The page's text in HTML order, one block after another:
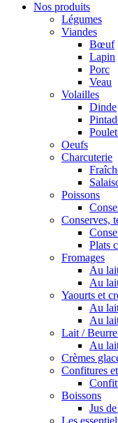
Nos produits
Légumes
Viandes
Bœuf
Lapin
Porc
Veau
Volailles
Dinde
Oeufs
Charcuterie
Poissons
Conserves,
Plats
Fromages
Au
Au
Yaourts et
Au
Au
Lait /
Au
Crèmes
Confitures
Boissons
Jus
Les